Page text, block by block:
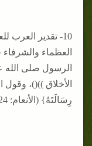
10- تقدير العرب
العظماء
الرسول صلى الله
الأخلاق ))()،
رِسَالَتَهُ} (الأنعام: 124).